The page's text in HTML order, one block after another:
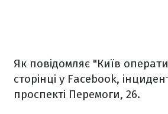
Як повідомляє "Київ
сторінці у Facebook,
проспекті Перемоги, 26.